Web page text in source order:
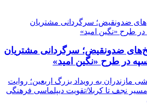
ضدونقیض؛ سرگردانی مشتریان
در طرح «نگین امید»